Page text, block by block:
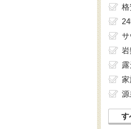
格
サ
岩
家
源
す